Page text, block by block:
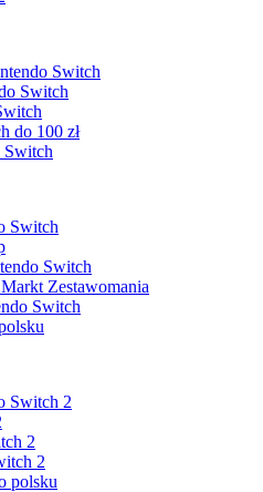
Switch
Switch
do 100 zł
Switch
Switch
Switch
Zestawomania
Switch
Switch 2
2
2
polsku